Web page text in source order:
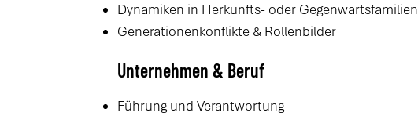
Dynamiken in Herkunfts- oder Gegenwartsfamilien
Generationenkonflikte & Rollenbilder
Unternehmen & Beruf
Führung und Verantwortung